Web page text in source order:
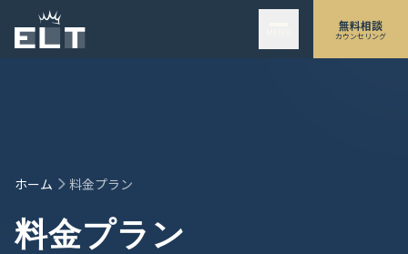
メインコンテンツにスキップ
無料相談
カウンセリング
ホーム 料金プラン
料金プラン